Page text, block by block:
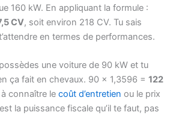
160 kW. En appliquant la formule :
CV, soit environ 218 CV. Tu sais
en termes de performances.
une voiture de 90 kW et tu
ça fait en chevaux. 90 × 1,3596 =122
à connaître lecoût d’entretien ou le prix
la puissance fiscale qu’il te faut, pas